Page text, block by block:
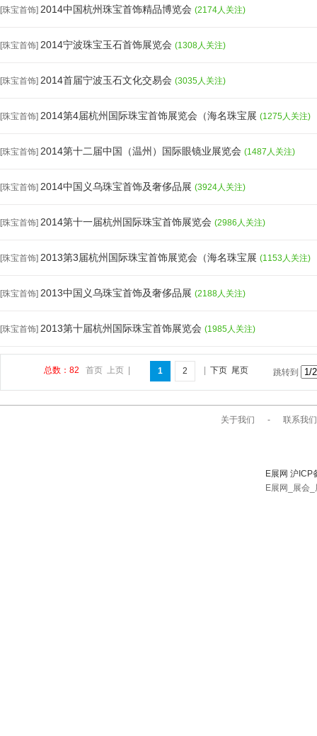
[珠宝首饰] 2014中国杭州珠宝首饰精品博览会 (2174人关注)
[珠宝首饰] 2014宁波珠宝玉石首饰展览会 (1308人关注)
[珠宝首饰] 2014首届宁波玉石文化交易会 (3035人关注)
[珠宝首饰] 2014第4届杭州国际珠宝首饰展览会（海名珠宝展 (1275人关注)
[珠宝首饰] 2014第十二届中国（温州）国际眼镜业展览会 (1487人关注)
[珠宝首饰] 2014中国义乌珠宝首饰及奢侈品展 (3924人关注)
[珠宝首饰] 2014第十一届杭州国际珠宝首饰展览会 (2986人关注)
[珠宝首饰] 2013第3届杭州国际珠宝首饰展览会（海名珠宝展 (1153人关注)
[珠宝首饰] 2013中国义乌珠宝首饰及奢侈品展 (2188人关注)
[珠宝首饰] 2013第十届杭州国际珠宝首饰展览会 (1985人关注)
总数：82 首页 上页 1 2 下页 尾页 跳转到
关于我们 - 联系我们
E展网 沪
E展网_展会